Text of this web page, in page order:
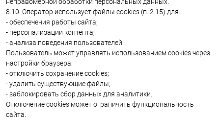
8.10. Оператор использует файлы cookies (п. 2.15) для:
- обеспечения работы сайта;
- персонализации контента;
- анализа поведения пользователей.
Пользователь может управлять использованием cookies через
настройки браузера:
- отключить сохранение cookies;
- удалить существующие файлы;
- заблокировать сбор данных для аналитики.
Отключение cookies может ограничить функциональность
сайта.